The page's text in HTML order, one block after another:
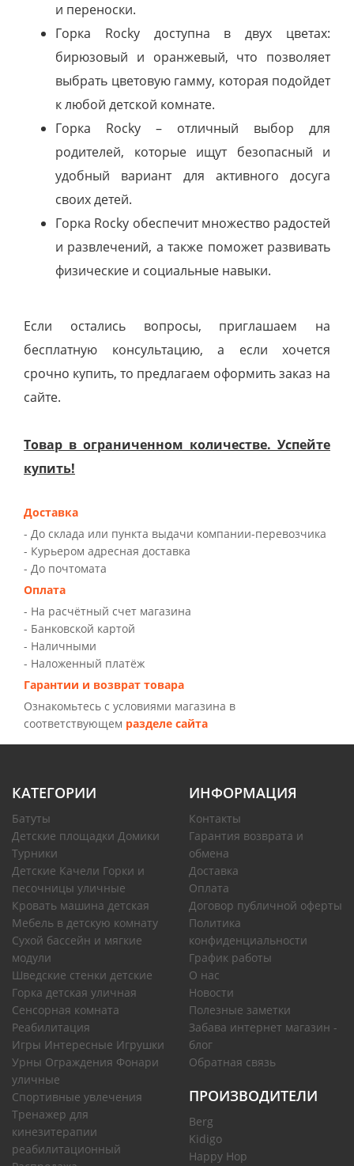
и переноски.
Горка Rocky доступна в двух цветах:
бирюзовый и оранжевый, что позволяет
выбрать цветовую гамму, которая подойдет
к любой детской комнате.
Горка Rocky – отличный выбор для
родителей, которые ищут безопасный и
удобный вариант для активного досуга
своих детей.
Горка Rocky обеспечит множество радостей
и развлечений, а также поможет развивать
физические и социальные навыки.
Если остались вопросы, приглашаем на
бесплатную консультацию, а если хочется
срочно купить, то предлагаем оформить заказ на
сайте.
Товар в ограниченном количестве. Успейте
купить!
Доставка
- До склада или пункта выдачи компании-перевозчика
- Курьером адресная доставка
- До почтомата
Оплата
- На расчётный счет магазина
- Банковской картой
- Наличными
- Наложенный платёж
Гарантии и возврат товара
Ознакомьтесь с условиями магазина в
соответствующем разделе сайта
КАТЕГОРИИ
Батуты
Детские площадки Домики
Турники
Детские Качели Горки и
песочницы уличные
Кровать машина детская
Мебель в детскую комнату
Сухой бассейн и мягкие
модули
Шведские стенки детские
Горка детская уличная
Сенсорная комната
Реабилитация
Игры Интересные Игрушки
Урны Ограждения Фонари
уличные
Спортивные увлечения
Тренажер для
кинезитерапии
реабилитационный
ИНФОРМАЦИЯ
Контакты
Гарантия возврата и
обмена
Доставка
Оплата
Договор публичной оферты
Политика
конфиденциальности
График работы
О нас
Новости
Полезные заметки
Забава интернет магазин -
блог
Обратная связь
ПРОИЗВОДИТЕЛИ
Berg
Kidigo
Happy Hop